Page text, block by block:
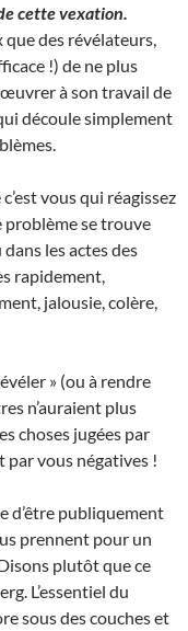
cette vexation.
des révélateurs,
!) de ne plus
œuvrer à son travail de
découle simplement
vous qui réagissez
problème se trouve
dans les actes des
rapidement,
jalousie, colère,
» (ou à rendre
n’auraient plus
choses jugées par
par vous négatives !
d’être publiquement
prennent pour un
plutôt que ce
L’essentiel du
sous des couches et